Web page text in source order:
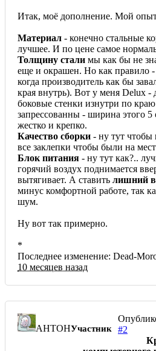
Итак, моё дополнение. Мой
Материал - конечно стальные
лучшее. И по цене самое
Толщину стали мы как бы не
еще и окрашен. Но как правило
когда производитель как бы
края внутрь). Вот у меня Delux
боковые стенки изнутри по
запрессованны - ширина этого
жестко и крепко.
Качество сборки - ну тут чтобы
все заклепки чтобы были на
Блок питания - ну тут как?..
горячий воздух поднимается
вытягивает. А ставить лишний
минус комфортной работе, так
шум.
Ну вот так примерно.
*
Последнее изменение: Dead-
10 месяцев назад
AHTOHУчастник
#2